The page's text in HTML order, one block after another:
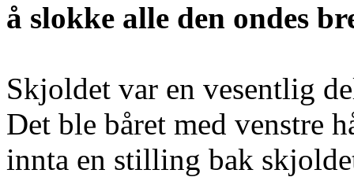
å slokke alle den ondes
Skjoldet var en vesentlig
Det ble båret med venstre
innta en stilling bak